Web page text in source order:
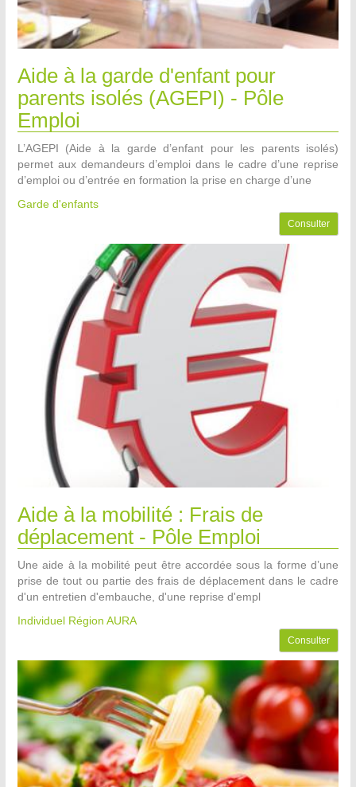
Aide à la garde d'enfant pour
parents isolés (AGEPI) - Pôle
Emploi
L’AGEPI (Aide à la garde d’enfant pour les parents isolés)
permet aux demandeurs d’emploi dans le cadre d’une reprise
d’emploi ou d’entrée en formation la prise en charge d’une
Garde d'enfants
Consulter
Aide à la mobilité : Frais de
déplacement - Pôle Emploi
Une aide à la mobilité peut être accordée sous la forme d’une
prise de tout ou partie des frais de déplacement dans le cadre
d'un entretien d'embauche, d'une reprise d'empl
Individuel Région AURA
Consulter